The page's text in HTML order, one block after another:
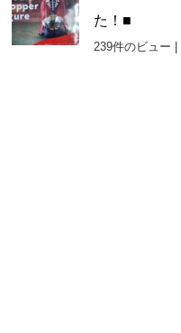
た！■
239件のビュー